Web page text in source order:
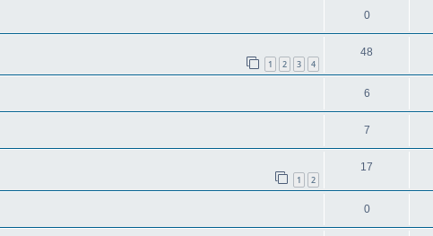
0
1 2 3 4
48
6
7
1 2
17
0